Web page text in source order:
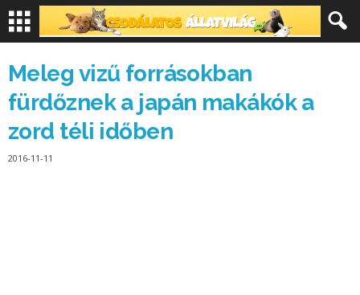
Meleg vizű forrásokban
fürdőznek a japán makákók a
zord téli időben
2016-11-11